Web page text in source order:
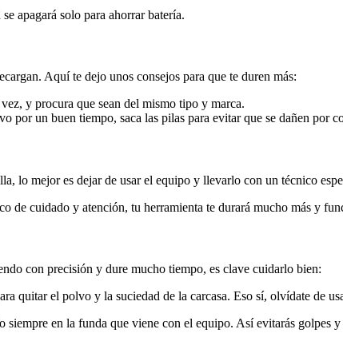
apagará solo para ahorrar batería.
Aquí te dejo unos consejos para que te duren más:
y procura que sean del mismo tipo y marca.
por un buen tiempo, saca las pilas para evitar que se dañen por
lo mejor es dejar de usar el equipo y llevarlo con un técnico
de cuidado y atención, tu herramienta te durará mucho más y
con precisión y dure mucho tiempo, es clave cuidarlo bien:
quitar el polvo y la suciedad de la carcasa. Eso sí, olvídate de
siempre en la funda que viene con el equipo. Así evitarás golpes